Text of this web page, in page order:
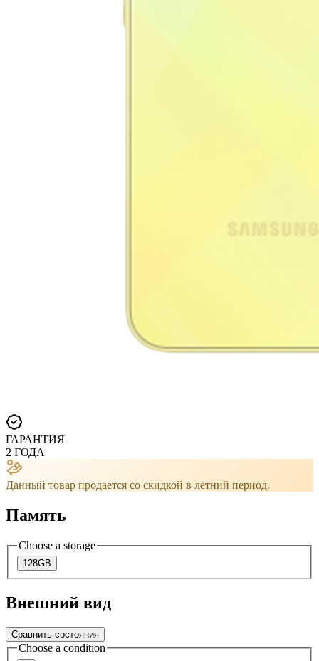
ГАРАНТИЯ
2 ГОДА
Данный товар продается со скидкой в ​​летний период.
Память
Choose a storage
128GB
Внешний вид
Сравнить состояния
Choose a condition